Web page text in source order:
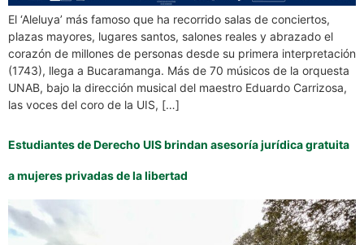
El ‘Aleluya’ más famoso que ha recorrido salas de conciertos,
plazas mayores, lugares santos, salones reales y abrazado el
corazón de millones de personas desde su primera interpretación
(1743), llega a Bucaramanga. Más de 70 músicos de la orquesta
UNAB, bajo la dirección musical del maestro Eduardo Carrizosa,
las voces del coro de la UIS, […]
Estudiantes de Derecho UIS brindan asesoría jurídica gratuita
a mujeres privadas de la libertad